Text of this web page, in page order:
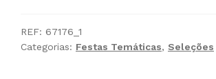
REF: 67176_1
Categorias: Festas Temáticas, Seleções